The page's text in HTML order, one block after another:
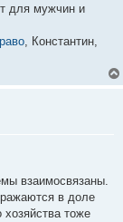
для мужчин и
, Константин,
взаимосвязаны.
в доле
хозяйства тоже